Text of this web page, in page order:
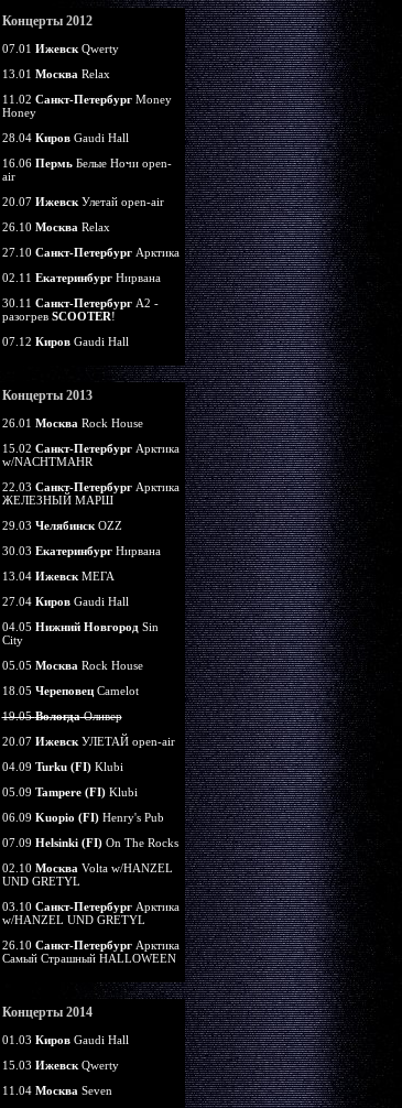
Концерты 2012
07.01 ИжевскQwerty
13.01 Москва Relax
11.02 Санкт-ПетербургMoney
Honey
28.04 КировGaudi Hall
16.06 ПермьБелые Ночи open-
air
20.07 ИжевскУлетай open-air
26.10 Москва Relax
27.10 Санкт-ПетербургАрктика
02.11 ЕкатеринбургНирвана
30.11 Санкт-ПетербургА2 -
разогрев SCOOTER!
07.12 КировGaudi Hall
Концерты 2013
26.01 Москва Rock House
15.02 Санкт-ПетербургАрктика
w/NACHTMAHR
22.03 Санкт-ПетербургАрктика
ЖЕЛЕЗНЫЙ МАРШ
29.03 ЧелябинскOZZ
30.03 ЕкатеринбургНирвана
13.04 ИжевскМЕГА
27.04 КировGaudi Hall
04.05 Нижний НовгородSin
City
05.05 Москва Rock House
18.05 ЧереповецCamelot
19.05ВологдаОливер
20.07 ИжевскУЛЕТАЙ open-air
04.09 Turku (FI)Klubi
05.09 Tampere (FI)Klubi
06.09 Kuopio (FI)Henry's Pub
07.09 Helsinki (FI)On The Rocks
02.10 Москва Volta w/HANZEL
UND GRETYL
03.10 Санкт-ПетербургАрктика
w/HANZEL UND GRETYL
26.10 Санкт-ПетербургАрктика
Самый Страшный HALLOWEEN
Концерты 2014
01.03 КировGaudi Hall
15.03 ИжевскQwerty
11.04 Москва Seven